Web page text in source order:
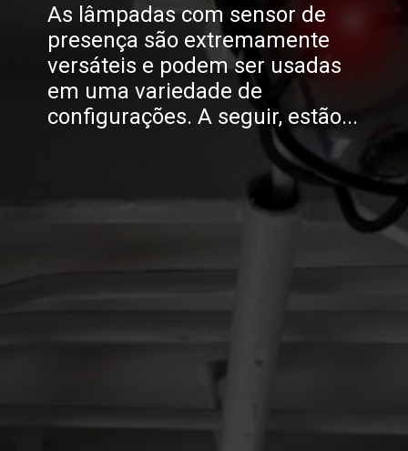
As lâmpadas com sensor de
presença são extremamente
versáteis e podem ser usadas
em uma variedade de
configurações. A seguir, estão...